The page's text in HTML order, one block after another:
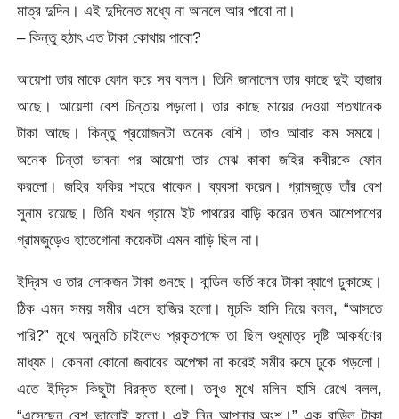
মাত্র দুদিন। এই দুদিনেত মধ্যে না আনলে আর পাবো না।
– কিন্তু হঠাৎ এত টাকা কোথায় পাবো?
আয়েশা তার মাকে ফোন করে সব বলল। তিনি জানালেন তার কাছে দুই হাজার
আছে। আয়েশা বেশ চিন্তায় পড়লো। তার কাছে মায়ের দেওয়া শতখানেক
টাকা আছে। কিন্তু প্রয়োজনটা অনেক বেশি। তাও আবার কম সময়ে।
অনেক চিন্তা ভাবনা পর আয়েশা তার মেঝ কাকা জহির কবীরকে ফোন
করলো। জহির ফকির শহরে থাকেন। ব্যবসা করেন। গ্রামজুড়ে তাঁর বেশ
সুনাম রয়েছে। তিনি যখন গ্রামে ইট পাথরের বাড়ি করেন তখন আশেপাশের
গ্রামজুড়েও হাতেগোনা কয়েকটা এমন বাড়ি ছিল না।
ইদ্রিস ও তার লোকজন টাকা গুনছে। বান্ডিল ভর্তি করে টাকা ব্যাগে ঢুকাচ্ছে।
ঠিক এমন সময় সমীর এসে হাজির হলো। মুচকি হাসি দিয়ে বলল, “আসতে
পারি?” মুখে অনুমতি চাইলেও প্রকৃতপক্ষে তা ছিল শুধুমাত্র দৃষ্টি আকর্ষণের
মাধ্যম। কেননা কোনো জবাবের অপেক্ষা না করেই সমীর রুমে ঢুকে পড়লো।
এতে ইদ্রিস কিছুটা বিরক্ত হলো। তবুও মুখে মলিন হাসি রেখে বলল,